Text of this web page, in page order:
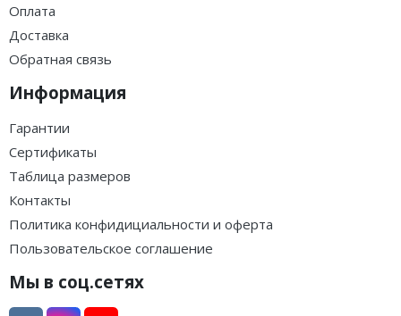
Оплата
Доставка
Обратная связь
Информация
Гарантии
Сертификаты
Таблица размеров
Контакты
Политика конфидициальности и оферта
Пользовательское соглашение
Мы в соц.сетях